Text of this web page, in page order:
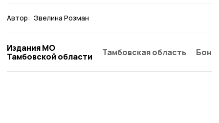
Автор: Эвелина Розман
Издания МО
Тамбовской области
Тамбовская область